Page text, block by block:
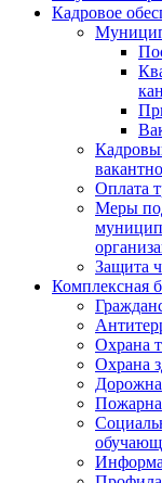
Кадровое
Оплата
Меры
Защита
Комплексная
Охрана
Охрана